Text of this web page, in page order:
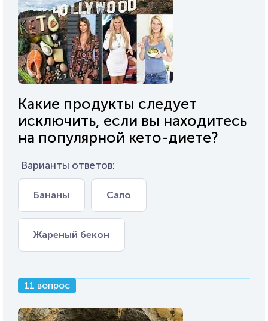
Какие продукты следует
исключить, если вы находитесь
на популярной кето-диете?
Варианты ответов:
Бананы Сало
Жареный бекон
11 вопрос